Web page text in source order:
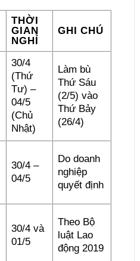
THỜI
GIAN
NGHỈ
GHI CHÚ
30/4
(Thứ
Tư) –
04/5
(Chủ
Nhật)
Làm bù
Thứ Sáu
(2/5) vào
Thứ Bảy
(26/4)
30/4 –
04/5
Do doanh
nghiệp
quyết định
30/4 và
01/5
Theo Bộ
luật Lao
động 2019